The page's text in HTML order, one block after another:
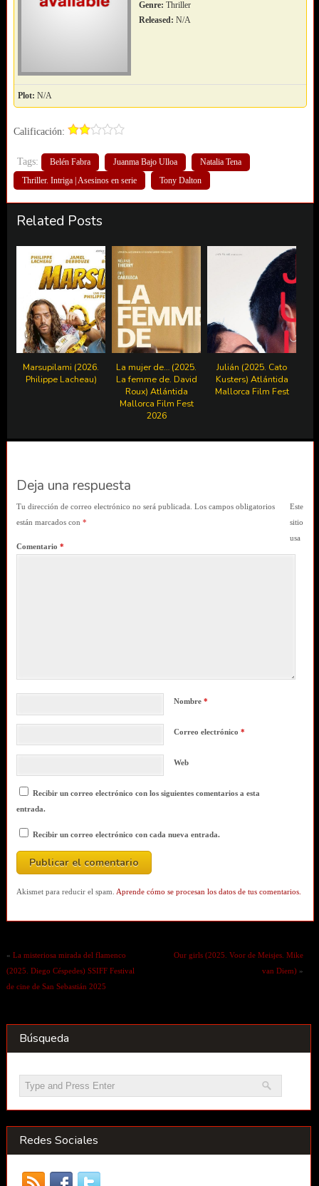
Genre: Thriller
Released: N/A
Plot: N/A
Calificación:
Tags: Belén Fabra Juanma Bajo Ulloa
Natalia Tena
Thriller. Intriga | Asesinos en serie
Tony Dalton
Related Posts
Marsupilami (2026.
Philippe Lacheau)
La mujer de… (2025.
La femme de. David
Roux) Atlántida
Mallorca Film Fest
2026
Julián (2025. Cato
Kusters) Atlántida
Mallorca Film Fest
Deja una respuesta
Tu dirección de correo electrónico no será publicada. Los campos obligatorios
están marcados con *
Comentario *
Nombre *
Correo electrónico *
Web
Recibir un correo electrónico con los siguientes comentarios a esta
entrada.
Recibir un correo electrónico con cada nueva entrada.
Este
sitio
usa
Akismet para reducir el spam. Aprende cómo se procesan los datos de tus comentarios.
« La misteriosa mirada del flamenco
(2025. Diego Céspedes) SSIFF Festival
de cine de San Sebastián 2025
Our girls (2025. Voor de Meisjes. Mike
van Diem) »
Búsqueda
Redes Sociales